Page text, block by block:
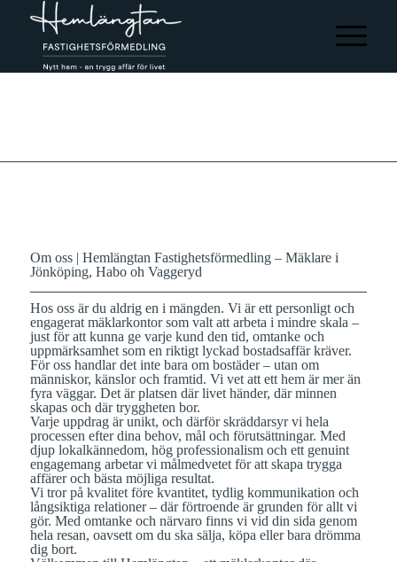
Om oss | Hemlängtan Fastighetsförmedling – Mäklare i
Jönköping, Habo oh Vaggeryd
Hos oss är du aldrig en i mängden. Vi är ett personligt och
engagerat mäklarkontor som valt att arbeta i mindre skala –
just för att kunna ge varje kund den tid, omtanke och
uppmärksamhet som en riktigt lyckad bostadsaffär kräver.
För oss handlar det inte bara om bostäder – utan om
människor, känslor och framtid. Vi vet att ett hem är mer än
fyra väggar. Det är platsen där livet händer, där minnen
skapas och där tryggheten bor.
Varje uppdrag är unikt, och därför skräddarsyr vi hela
processen efter dina behov, mål och förutsättningar. Med
djup lokalkännedom, hög professionalism och ett genuint
engagemang arbetar vi målmedvetet för att skapa trygga
affärer och bästa möjliga resultat.
Vi tror på kvalitet före kvantitet, tydlig kommunikation och
långsiktiga relationer – där förtroende är grunden för allt vi
gör. Med omtanke och närvaro finns vi vid din sida genom
hela resan, oavsett om du ska sälja, köpa eller bara drömma
dig bort.